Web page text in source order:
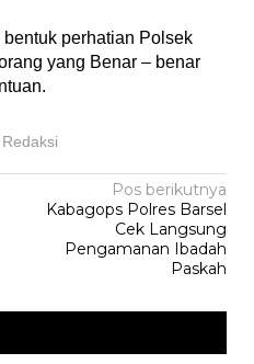
perhatian Polsek
yang Benar – benar
Pos berikutnya
Kabagops Polres Barsel
Cek Langsung
Pengamanan Ibadah
Paskah